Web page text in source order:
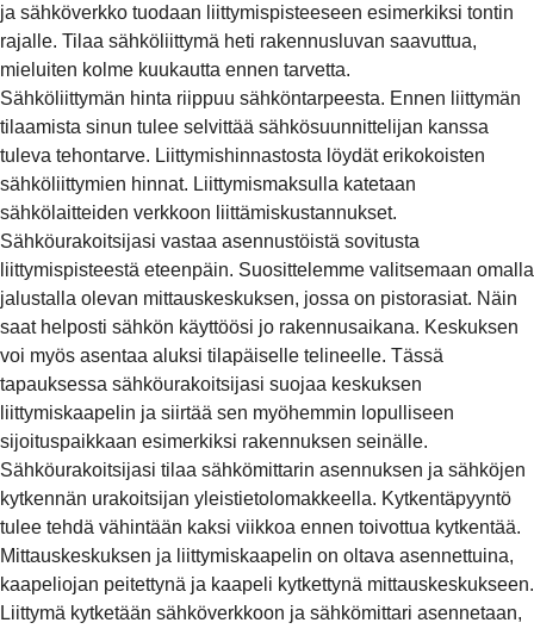
ja sähköverkko tuodaan liittymispisteeseen esimerkiksi tontin
rajalle. Tilaa sähköliittymä heti rakennusluvan saavuttua,
mieluiten kolme kuukautta ennen tarvetta.
Sähköliittymän hinta riippuu sähköntarpeesta. Ennen liittymän
tilaamista sinun tulee selvittää sähkösuunnittelijan kanssa
tuleva tehontarve. Liittymishinnastosta löydät erikokoisten
sähköliittymien hinnat. Liittymismaksulla katetaan
sähkölaitteiden verkkoon liittämiskustannukset.
Sähköurakoitsijasi vastaa asennustöistä sovitusta
liittymispisteestä eteenpäin. Suosittelemme valitsemaan omalla
jalustalla olevan mittauskeskuksen, jossa on pistorasiat. Näin
saat helposti sähkön käyttöösi jo rakennusaikana. Keskuksen
voi myös asentaa aluksi tilapäiselle telineelle. Tässä
tapauksessa sähköurakoitsijasi suojaa keskuksen
liittymiskaapelin ja siirtää sen myöhemmin lopulliseen
sijoituspaikkaan esimerkiksi rakennuksen seinälle.
Sähköurakoitsijasi tilaa sähkömittarin asennuksen ja sähköjen
kytkennän urakoitsijan yleistietolomakkeella. Kytkentäpyyntö
tulee tehdä vähintään kaksi viikkoa ennen toivottua kytkentää.
Mittauskeskuksen ja liittymiskaapelin on oltava asennettuina,
kaapeliojan peitettynä ja kaapeli kytkettynä mittauskeskukseen.
Liittymä kytketään sähköverkkoon ja sähkömittari asennetaan,